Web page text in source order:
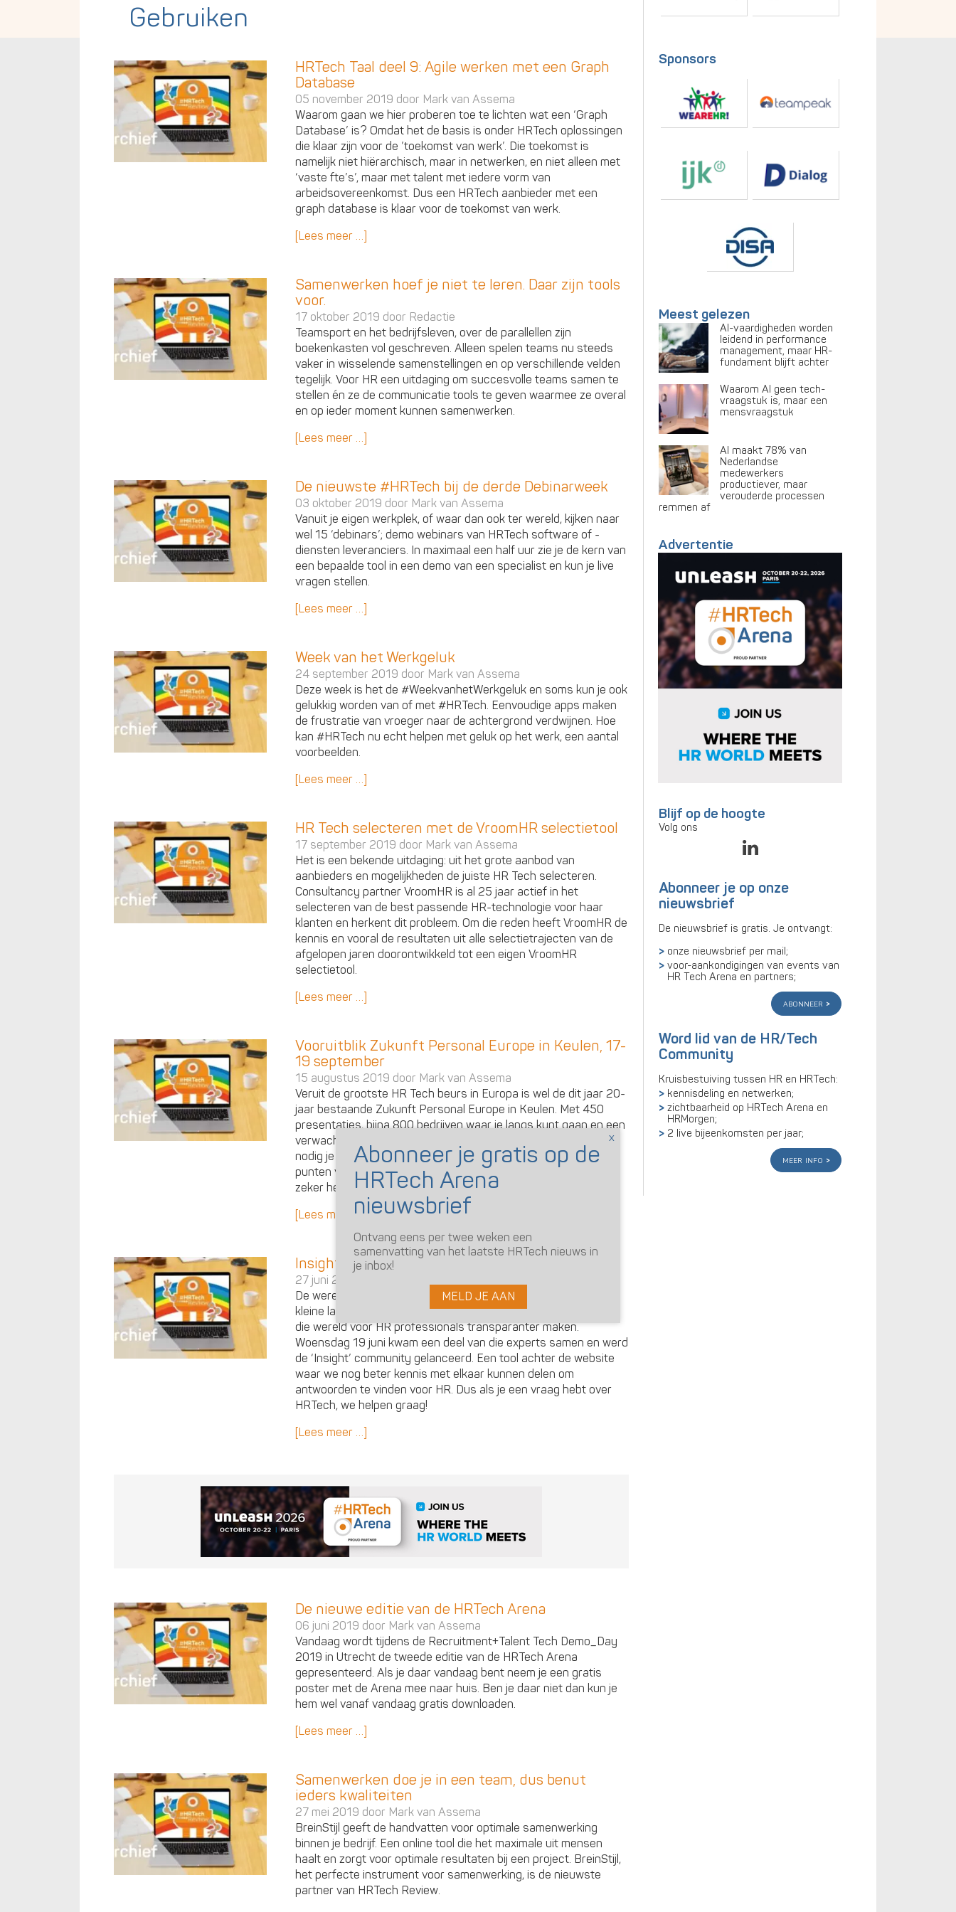
Gebruiken
HRTech Taal deel 9: Agile werken met een Graph
Database
05 november 2019 door Mark van Assema
Waarom gaan we hier proberen toe te lichten wat een ‘Graph
Database’ is? Omdat het de basis is onder HRTech oplossingen
die klaar zijn voor de ’toekomst van werk’. Die toekomst is
namelijk niet hiërarchisch, maar in netwerken, en niet alleen met
‘vaste fte’s’, maar met talent met iedere vorm van
arbeidsovereenkomst. Dus een HRTech aanbieder met een
graph database is klaar voor de toekomst van werk.
[Lees meer …]
Samenwerken hoef je niet te leren. Daar zijn tools
voor.
17 oktober 2019 door Redactie
Teamsport en het bedrijfsleven, over de parallellen zijn
boekenkasten vol geschreven. Alleen spelen teams nu steeds
vaker in wisselende samenstellingen en op verschillende velden
tegelijk. Voor HR een uitdaging om succesvolle teams samen te
stellen én ze de communicatie tools te geven waarmee ze overal
en op ieder moment kunnen samenwerken.
[Lees meer …]
De nieuwste #HRTech bij de derde Debinarweek
03 oktober 2019 door Mark van Assema
Vanuit je eigen werkplek, of waar dan ook ter wereld, kijken naar
wel 15 ‘debinars’; demo webinars van HRTech software of -
diensten leveranciers. In maximaal een half uur zie je de kern van
een bepaalde tool in een demo van een specialist en kun je live
vragen stellen.
[Lees meer …]
Week van het Werkgeluk
24 september 2019 door Mark van Assema
Deze week is het de #WeekvanhetWerkgeluk en soms kun je ook
gelukkig worden van of met #HRTech. Eenvoudige apps maken
de frustratie van vroeger naar de achtergrond verdwijnen. Hoe
kan #HRTech nu echt helpen met geluk op het werk, een aantal
voorbeelden.
[Lees meer …]
HR Tech selecteren met de VroomHR selectietool
17 september 2019 door Mark van Assema
Het is een bekende uitdaging: uit het grote aanbod van
aanbieders en mogelijkheden de juiste HR Tech selecteren.
Consultancy partner VroomHR is al 25 jaar actief in het
selecteren van de best passende HR-technologie voor haar
klanten en herkent dit probleem. Om die reden heeft VroomHR de
kennis en vooral de resultaten uit alle selectietrajecten van de
afgelopen jaren doorontwikkeld tot een eigen VroomHR
selectietool.
[Lees meer …]
Vooruitblik Zukunft Personal Europe in Keulen, 17-
19 september
15 augustus 2019 door Mark van Assema
Veruit de grootste HR Tech beurs in Europa is wel de dit jaar 20-
jaar bestaande Zukunft Personal Europe in Keulen. Met 450
presentaties, bijna 800 bedrijven waar je langs kunt gaan en een
verwacht aantal van 18.000 bezoekers over 3 dagen is het wel
nodig je een beetje voor te bereiden. Wij zetten de belangrijkste
punten voor Nederlandse bezoekers op een rij, hoewel het hier
zeker helpt als je Duits kunt verstaan en spreken.
[Lees meer …]
Insight HRTech Expert community gelanceerd
27 juni 2019 door
De wereld van HRTech is behoorlijk omvangrijk, zelfs al in ons
kleine landje. Met een community van HRTech Experts willen wij
die wereld voor HR professionals transparanter maken.
Woensdag 19 juni kwam een deel van die experts samen en werd
de ‘Insight’ community gelanceerd. Een tool achter de website
waar we nog beter kennis met elkaar kunnen delen om
antwoorden te vinden voor HR. Dus als je een vraag hebt over
HRTech, we helpen graag!
[Lees meer …]
De nieuwe editie van de HRTech Arena
06 juni 2019 door Mark van Assema
Vandaag wordt tijdens de Recruitment+Talent Tech Demo_Day
2019 in Utrecht de tweede editie van de HRTech Arena
gepresenteerd. Als je daar vandaag bent neem je een gratis
poster met de Arena mee naar huis. Ben je daar niet dan kun je
hem wel vanaf vandaag gratis downloaden.
[Lees meer …]
Samenwerken doe je in een team, dus benut
ieders kwaliteiten
27 mei 2019 door Mark van Assema
BreinStijl geeft de handvatten voor optimale samenwerking
binnen je bedrijf. Een online tool die het maximale uit mensen
haalt en zorgt voor optimale resultaten bij een project. BreinStijl,
het perfecte instrument voor samenwerking, is de nieuwste
partner van HRTech Review.
Sponsors
Meest gelezen
AI-vaardigheden worden
leidend in performance
management, maar HR-
fundament blijft achter
Waarom AI geen tech-
vraagstuk is, maar een
mensvraagstuk
AI maakt 78% van
Nederlandse
medewerkers
productiever, maar
verouderde processen
remmen af
Advertentie
Blijf op de hoogte
Volg ons
Abonneer je op onze
nieuwsbrief
De nieuwsbrief is gratis. Je ontvangt:
onze nieuwsbrief per mail;
voor-aankondigingen van events van
HR Tech Arena en partners;
abonneer
Word lid van de HR/Tech
Community
Kruisbestuiving tussen HR en HRTech:
kennisdeling en netwerken;
zichtbaarheid op HRTech Arena en
HRMorgen;
2 live bijeenkomsten per jaar;
meer info
Ontvang eens per twee weken een
samenvatting van het laatste HRTech nieuws in
je inbox!
MELD JE AAN